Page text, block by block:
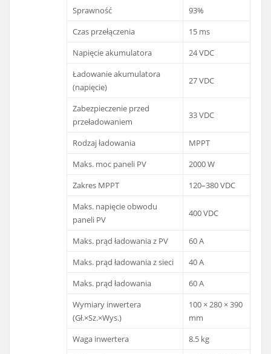
Sprawność
93%
Czas przełączenia
15 ms
Napięcie akumulatora
24 VDC
Ładowanie akumulatora
(napięcie)
27 VDC
Zabezpieczenie przed
przeładowaniem
33 VDC
Rodzaj ładowania
MPPT
Maks. moc paneli PV
2000 W
Zakres MPPT
120–380 VDC
Maks. napięcie obwodu
paneli PV
400 VDC
Maks. prąd ładowania z PV
60 A
Maks. prąd ładowania z sieci
40 A
Maks. prąd ładowania
60 A
Wymiary inwertera
(Gł.×Sz.×Wys.)
100 × 280 × 390
mm
Waga inwertera
8.5 kg